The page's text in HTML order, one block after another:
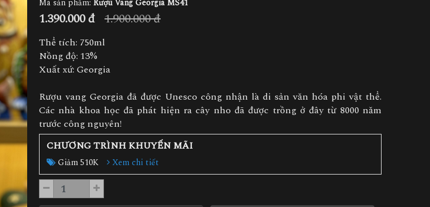
Mã sản phẩm: Rượu Vang Georgia MS41
1.390.000 đ 1.900.000 đ
Thể tích: 750ml
Nồng độ: 13%
Xuất xứ: Georgia
Rượu vang Georgia đã được Unesco công nhận là di sản văn hóa phi vật thể.
Các nhà khoa học đã phát hiện ra cây nho đã được trồng ở đây từ 8000 năm
trước công nguyên!
CHƯƠNG TRÌNH KHUYẾN MÃI
Giảm 510K Xem chi tiết